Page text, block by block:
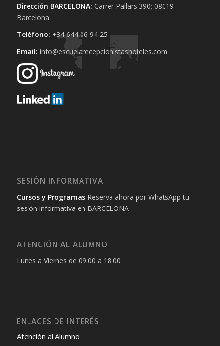
Dirección BARCELONA: Carrer Pallars 390; 08019
Barcelona
Teléfono: +34 644 06 94 25‬
Email: info@escuelarecepcionistashoteles.com
SESIÓN INFORMATIVA
Cursos y ProgramasReserva ahora por WhatsApp tu
sesión informativa en BARCELONA
ATENCIÓN AL ALUMNO
Lunes a Viernes de 09.00 a 18.00
ENLACES DE INTERÉS
Atención al Alumno